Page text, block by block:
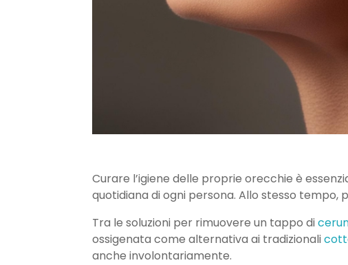
Curare l’igiene delle proprie orecchie è
quotidiana di ogni persona. Allo stesso
Tra le soluzioni per rimuovere un tappo di
ossigenata come alternativa ai tradizionali
anche involontariamente.